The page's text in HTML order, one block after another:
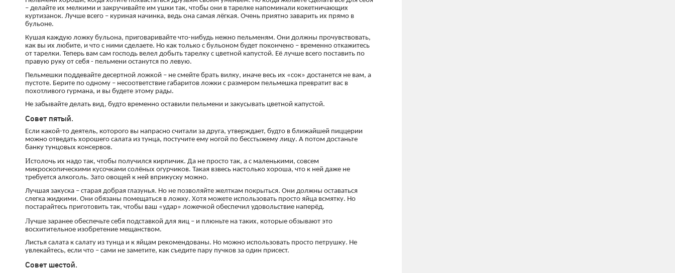
– делайте их мелкими и закручивайте им ушки так, чтобы они в тарелке напоминали кокетничающих
куртизанок. Лучше всего – куриная начинка, ведь она самая лёгкая. Очень приятно заварить их прямо в
бульоне.
Кушая каждую ложку бульона, приговаривайте что-нибудь нежно пельменям. Они должны прочувствовать,
как вы их любите, и что с ними сделаете. Но как только с бульоном будет покончено – временно откажитесь
от тарелки. Теперь вам сам господь велел добыть тарелку с цветной капустой. Её лучше всего поставить по
правую руку от себя - пельмени останутся по левую.
Пельмешки поддевайте десертной ложкой – не смейте брать вилку, иначе весь их «сок» достанется не вам, а
пустоте. Берите по одному – несоответствие габаритов ложки с размером пельмешка превратит вас в
похотливого гурмана, и вы будете этому рады.
Не забывайте делать вид, будто временно оставили пельмени и закусывать цветной капустой.
Совет пятый.
Если какой-то деятель, которого вы напрасно считали за друга, утверждает, будто в ближайшей пиццерии
можно отведать хорошего салата из тунца, постучите ему ногой по бесстыжему лицу. А потом достаньте
банку тунцовых консервов.
Истолочь их надо так, чтобы получился кирпичик. Да не просто так, а с маленькими, совсем
микроскопическими кусочками солёных огурчиков. Такая взвесь настолько хороша, что к ней даже не
требуется алкоголь. Зато овощей к ней вприкуску можно.
Лучшая закуска – старая добрая глазунья. Но не позволяйте желткам покрыться. Они должны оставаться
слегка жидкими. Они обязаны помещаться в ложку. Хотя можете использовать просто яйца всмятку. Но
постарайтесь приготовить так, чтобы ваш «удар» ложечкой обеспечил удовольствие наперёд.
Лучше заранее обеспечьте себя подставкой для яиц – и плюньте на таких, которые обзывают это
восхитительное изобретение мещанством.
Листья салата к салату из тунца и к яйцам рекомендованы. Но можно использовать просто петрушку. Не
увлекайтесь, если что – сами не заметите, как съедите пару пучков за один присест.
Совет шестой.